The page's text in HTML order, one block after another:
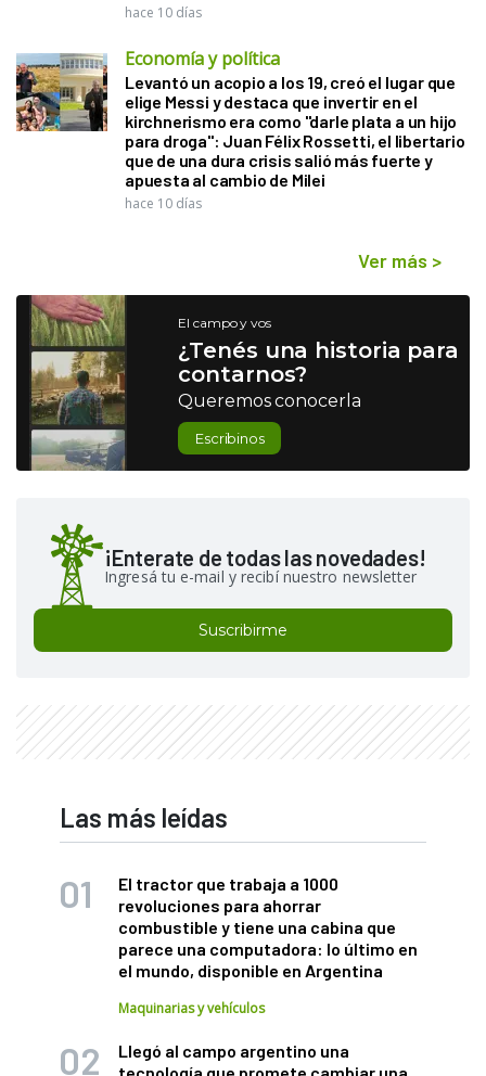
hace 10 días
Economía y política
Levantó un acopio a los 19, creó el lugar que
elige Messi y destaca que invertir en el
kirchnerismo era como "darle plata a un hijo
para droga": Juan Félix Rossetti, el libertario
que de una dura crisis salió más fuerte y
apuesta al cambio de Milei
hace 10 días
Ver más >
El campo y vos
¿Tenés una historia para
contarnos?
Queremos conocerla
Escribinos
¡Enterate de todas las novedades!
Ingresá tu e-mail y recibí nuestro newsletter
Suscribirme
Las más leídas
El tractor que trabaja a 1000
revoluciones para ahorrar
combustible y tiene una cabina que
parece una computadora: lo último en
el mundo, disponible en Argentina
Maquinarias y vehículos
Llegó al campo argentino una